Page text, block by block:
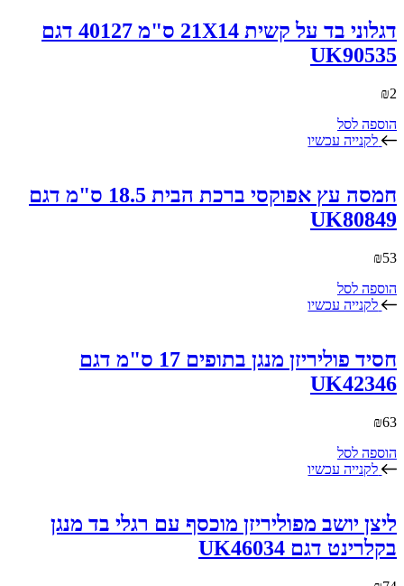
דגלוני בד על קשית 21X14 ס"מ 40127 דגם
UK90535
₪2
הוספה לסל
לקנייה עכשיו
חמסה עץ אפוקסי ברכת הבית 18.5 ס"מ דגם
UK80849
₪53
הוספה לסל
לקנייה עכשיו
חסיד פוליריזן מנגן בתופים 17 ס"מ דגם
UK42346
₪63
הוספה לסל
לקנייה עכשיו
ליצן יושב מפוליריזן מוכסף עם רגלי בד מנגן
בקלרינט דגם UK46034